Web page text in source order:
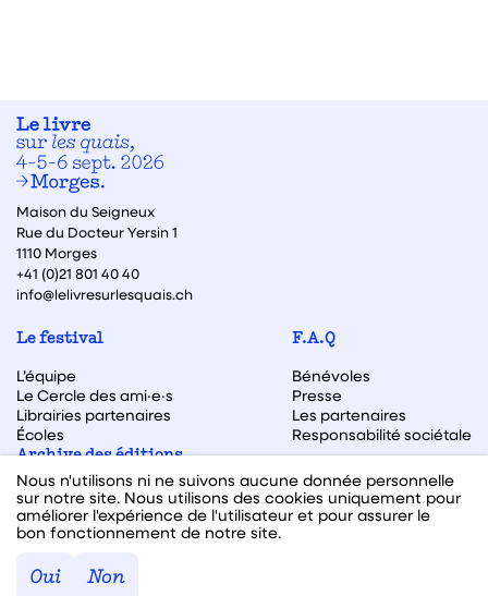
Maison du Seigneux
Rue du Docteur Yersin 1
1110 Morges
+41 (0)21 801 40 40
info@lelivresurlesquais.ch
Le festival
L’équipe
Le Cercle des ami·e·s
Librairies partenaires
Écoles
F.A.Q
Bénévoles
Presse
Les partenaires
Responsabilité sociétale
Archive des éditions
Archive des autrices et auteurs
Facebook
Instagram
Linkedin
Youtube
Nous n'utilisons ni ne suivons aucune donnée personnelle
sur notre site. Nous utilisons des cookies uniquement pour
améliorer l'expérience de l'utilisateur et pour assurer le
bon fonctionnement de notre site.
Oui Non